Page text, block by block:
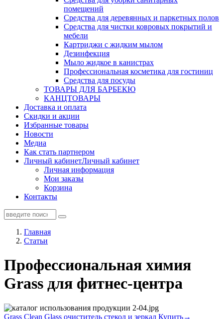
помещений
Средства для деревянных и паркетных полов
Средства для чистки ковровых покрытий и
мебели
Картриджи с жидким мылом
Дезинфекция
Мыло жидкое в канистрах
Профессиональная косметика для гостиниц
Средства для посуды
ТОВАРЫ ДЛЯ БАРБЕКЮ
КАНЦТОВАРЫ
Доставка и оплата
Скидки и акции
Избранные товары
Новости
Медиа
Как стать партнером
Личный кабинетЛичный кабинет
Личная информация
Мои заказы
Корзина
Контакты
Главная
Статьи
Профессиональная химия
Grass для фитнес-центра
Grass Clean Glass очиститель стекол и зеркал Купить→